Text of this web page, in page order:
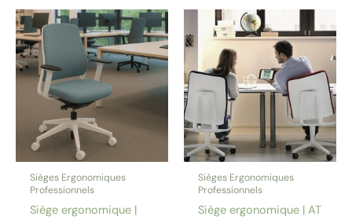
Sièges Ergonomiques
Professionnels
Siège ergonomique |
Sièges Ergonomiques
Professionnels
Siège ergonomique | AT